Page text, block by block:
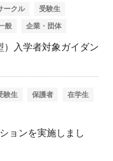
ークル 受験生
般 企業・団体
）入学者対象ガイダン
験生 保護者 在学生
ョンを実施しまし